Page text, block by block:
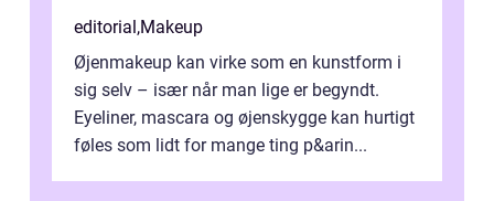
editorial,Makeup
Øjenmakeup kan virke som en kunstform i
sig selv – især når man lige er begyndt.
Eyeliner, mascara og øjenskygge kan hurtigt
føles som lidt for mange ting p&arin...